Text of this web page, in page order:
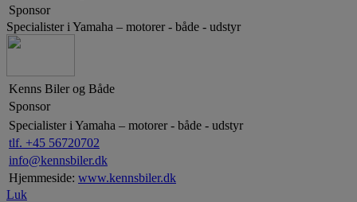
Sponsor
Specialister i Yamaha – motorer - både - udstyr
Kenns Biler og Både
Sponsor
Specialister i Yamaha – motorer - både - udstyr
tlf. +45 56720702
info@kennsbiler.dk
Hjemmeside: www.kennsbiler.dk
Luk